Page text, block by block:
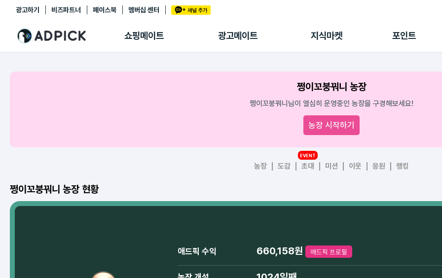
광고하기 비즈파트너 페이스북 멤버십 센터
쇼핑메이트 광고메이트 지식마켓 포인트
추천상품
쇼핑 에이전트
링크관리
광고리포트
출석 룰렛
후원
쩡이꼬붕꿔니 농장
쩡이꼬붕꿔니님이 열심히 운영중인 농장을 구경해보세요!
농장 시작하기
농장 도감 초대
EVENT
미션 이웃 응원 랭킹
쩡이꼬붕꿔니 농장 현황
애드픽 수익 660,158원 애드픽 프로필